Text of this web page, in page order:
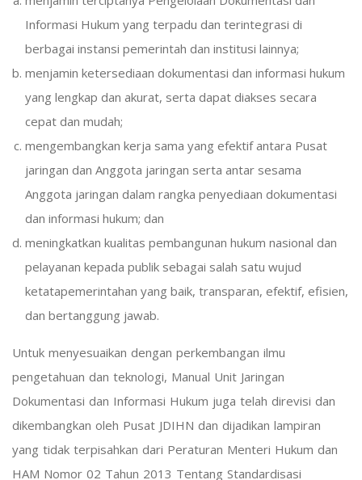
Informasi Hukum yang terpadu dan terintegrasi di
berbagai instansi pemerintah dan institusi lainnya;
menjamin ketersediaan dokumentasi dan informasi hukum
yang lengkap dan akurat, serta dapat diakses secara
cepat dan mudah;
mengembangkan kerja sama yang efektif antara Pusat
jaringan dan Anggota jaringan serta antar sesama
Anggota jaringan dalam rangka penyediaan dokumentasi
dan informasi hukum; dan
meningkatkan kualitas pembangunan hukum nasional dan
pelayanan kepada publik sebagai salah satu wujud
ketatapemerintahan yang baik, transparan, efektif, efisien,
dan bertanggung jawab.
Untuk menyesuaikan dengan perkembangan ilmu
pengetahuan dan teknologi, Manual Unit Jaringan
Dokumentasi dan Informasi Hukum juga telah direvisi dan
dikembangkan oleh Pusat JDIHN dan dijadikan lampiran
yang tidak terpisahkan dari Peraturan Menteri Hukum dan
HAM Nomor 02 Tahun 2013 Tentang Standardisasi